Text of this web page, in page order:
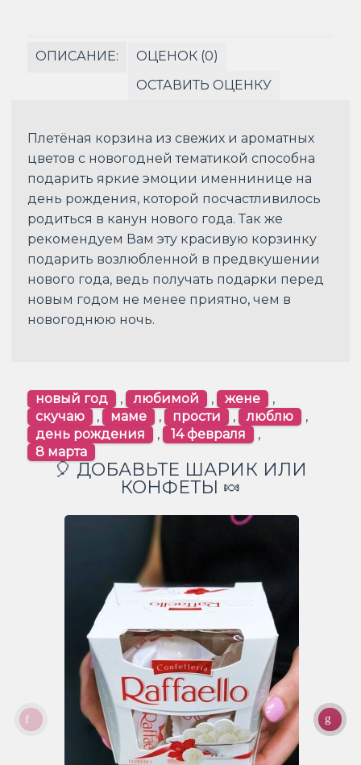
ОПИСАНИЕ:
ОЦЕНОК (0)
ОСТАВИТЬ ОЦЕНКУ
Плетёная корзина из свежих и ароматных
цветов с новогодней тематикой способна
подарить яркие эмоции именнинице на
день рождения, которой посчастливилось
родиться в канун нового года. Так же
рекомендуем Вам эту красивую корзинку
подарить возлюбленной в предвкушении
нового года, ведь получать подарки перед
новым годом не менее приятно, чем в
новогоднюю ночь.
новый год , любимой , жене
,
скучаю
, маме , прости , люблю
,
день рождения
, 14 февраля
,
8 марта
🎈 ДОБАВЬТЕ ШАРИК ИЛИ
КОНФЕТЫ 🍬